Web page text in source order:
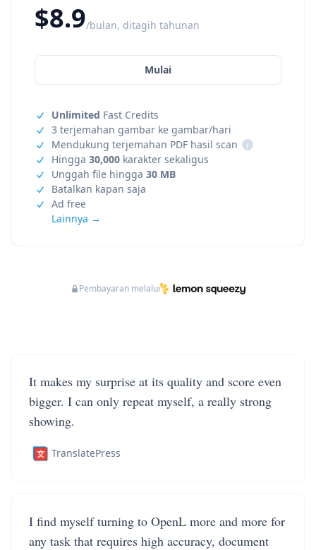
$8.9/bulan, ditagih tahunan
Mulai
Unlimited Fast Credits
3 terjemahan gambar ke gambar/hari
Mendukung terjemahan PDF hasil scan
i
Hingga 30,000 karakter sekaligus
Unggah file hingga 30 MB
Batalkan kapan saja
Ad free
Lainnya →
Pembayaran melalui
It makes my surprise at its quality and score even
bigger. I can only repeat myself, a really strong
showing.
TranslatePress
I find myself turning to OpenL more and more for
any task that requires high accuracy, document